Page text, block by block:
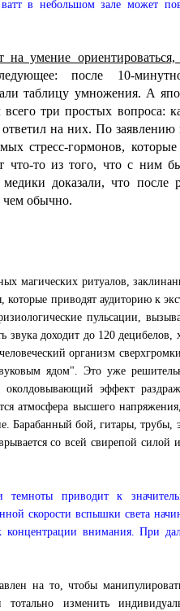
в небольшом зале может
умение
после 10-
таблицу умножения. А
три простых вопроса:
на них. По заявлению
стресс-гормонов,
что-то из того, что с ним
доказали, что после
чем обычно.
магических ритуалов,
приводят аудиторию к
пульсации,
звука доходит до 120
организм
ядом". Это уже
околдовывающий эффект
атмосфера высшего
Барабанный бой, гитары, трубы,
со всей свирепой силой
и темноты приводит к
скорости вспышки света
концентрации внимания. При
на то, чтобы
тотально изменить